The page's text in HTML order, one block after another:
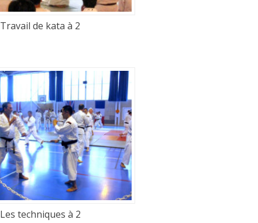
Travail de kata à 2
Les techniques à 2